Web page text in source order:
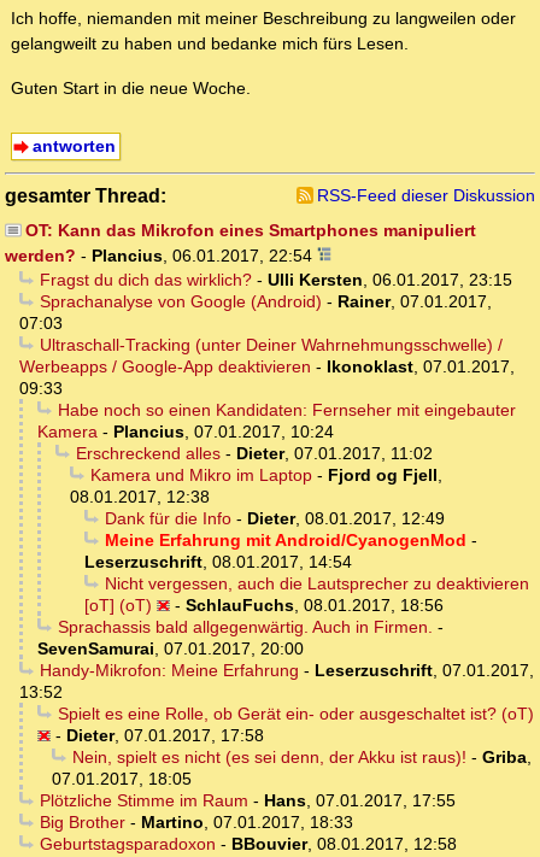
Ich hoffe, niemanden mit meiner Beschreibung zu langweilen oder
gelangweilt zu haben und bedanke mich fürs Lesen.
Guten Start in die neue Woche.
antworten
gesamter Thread:
RSS-Feed dieser Diskussion
OT: Kann das Mikrofon eines Smartphones manipuliert
werden? - Plancius, 06.01.2017, 22:54
Fragst du dich das wirklich?- Ulli Kersten, 06.01.2017, 23:15
Sprachanalyse von Google (Android) - Rainer, 07.01.2017,
07:03
Ultraschall-Tracking (unter Deiner Wahrnehmungsschwelle) /
Werbeapps / Google-App deaktivieren - Ikonoklast, 07.01.2017,
09:33
Habe noch so einen Kandidaten: Fernseher mit eingebauter
Kamera - Plancius, 07.01.2017, 10:24
Erschreckend alles- Dieter, 07.01.2017, 11:02
Kamera und Mikro im Laptop- Fjord og Fjell,
08.01.2017, 12:38
Dank für die Info- Dieter, 08.01.2017, 12:49
Meine Erfahrung mit Android/CyanogenMod -
Leserzuschrift, 08.01.2017, 14:54
Nicht vergessen, auch die Lautsprecher zu deaktivieren
[oT] (oT)
- SchlauFuchs, 08.01.2017, 18:56
Sprachassis bald allgegenwärtig. Auch in Firmen. -
SevenSamurai, 07.01.2017, 20:00
Handy-Mikrofon: Meine Erfahrung - Leserzuschrift, 07.01.2017,
13:52
Spielt es eine Rolle, ob Gerät ein- oder ausgeschaltet ist? (oT)
- Dieter, 07.01.2017, 17:58
Nein, spielt es nicht (es sei denn, der Akku ist raus)! - Griba,
07.01.2017, 18:05
Plötzliche Stimme im Raum - Hans, 07.01.2017, 17:55
Big Brother- Martino, 07.01.2017, 18:33
Geburtstagsparadoxon - BBouvier, 08.01.2017, 12:58